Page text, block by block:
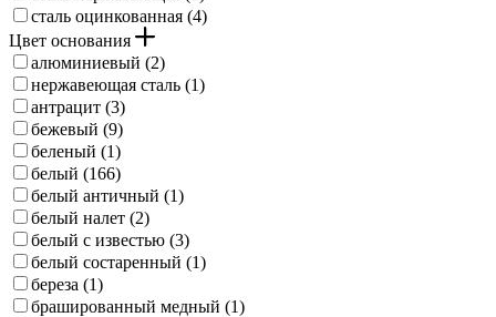
сталь оцинкованная (4)
Цвет основания
алюминиевый (2)
нержавеющая сталь (1)
антрацит (3)
бежевый (9)
беленый (1)
белый (166)
белый античный (1)
белый налет (2)
белый с известью (3)
белый состаренный (1)
береза (1)
брашированный медный (1)